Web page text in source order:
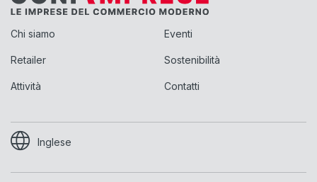
Chi siamo
Retailer
Attività
Eventi
Sostenibilità
Contatti
Inglese